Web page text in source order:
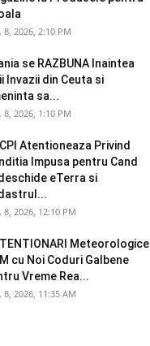
8, 2026, 2:10 PM
se RAZBUNA Inaintea
Invazii din Ceuta si
sa...
8, 2026, 1:10 PM
Atentioneaza Privind
Impusa pentru Cand
eTerra si
8, 2026, 12:10 PM
Meteorologice
cu Noi Coduri Galbene
Vreme Rea...
8, 2026, 11:35 AM